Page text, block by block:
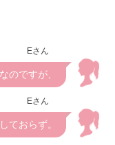
Eさん
のですが、
Eさん
ておらず。